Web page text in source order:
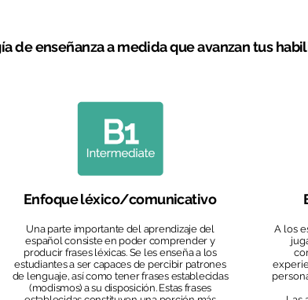
de enseñanza a medida que avanzan tus
Enfoque léxico/comunicativo
Una parte importante del aprendizaje del
español consiste en poder comprender y
producir frases léxicas. Se les enseña a los
estudiantes a ser capaces de percibir patrones
de lenguaje, así como tener frases establecidas
(modismos) a su disposición. Estas frases
A los